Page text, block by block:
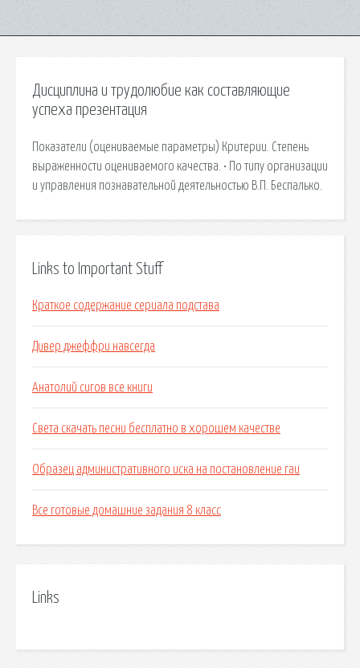
Дисциплина и трудолюбие как составляющие
успеха презентация
Показатели (оцениваемые параметры) Критерии. Степень
выраженности оцениваемого качества. • По типу организации
и управления познавательной деятельностью В.П. Беспалько.
Links to Important Stuff
Краткое содержание сериала подстава
Дивер джеффри навсегда
Анатолий сигов все книги
Света скачать песни бесплатно в хорошем качестве
Образец административного иска на постановление гаи
Все готовые домашние задания 8 класс
Links